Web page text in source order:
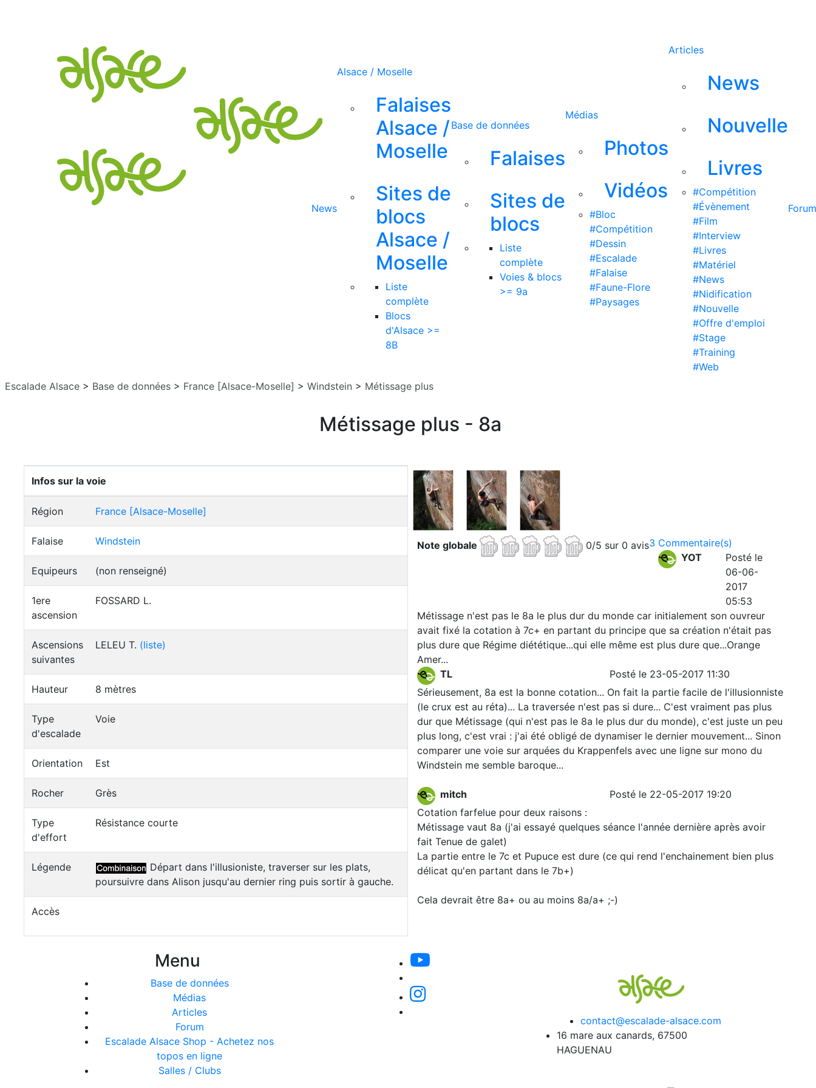
News
Alsace / Moselle
Falaises
Alsace /
Moselle
Sites de
blocs
Alsace /
Moselle
Liste
complète
Blocs
d'Alsace >=
8B
Base de données
Falaises
Sites de
blocs
Liste
complète
Voies & blocs
>= 9a
Médias
Photos
Vidéos
#Bloc
#Compétition
#Dessin
#Escalade
#Falaise
#Faune-Flore
#Paysages
Articles
News
Nouvelle
Livres
#Compétition
#Évènement
#Film
#Interview
#Livres
#Matériel
#News
#Nidification
#Nouvelle
#Offre d'emploi
#Stage
#Training
#Web
Forum
Escalade Alsace > Base de données > France [Alsace-Moselle] > Windstein > Métissage plus
Métissage plus - 8a
Infos sur la voie
Région France [Alsace-Moselle]
Falaise Windstein
Equipeurs (non renseigné)
1ere
ascension
FOSSARD L.
Ascensions
suivantes
LELEU T. (liste)
Hauteur 8 mètres
Type
d'escalade
Voie
Orientation Est
Rocher Grès
Type
d'effort
Résistance courte
Légende
Départ dans l'illusioniste, traverser sur les plats,
poursuivre dans Alison jusqu'au dernier ring puis sortir à gauche.
Accès
3 Commentaire(s)
Note globale
0/5 sur 0 avis
YOT
Posté le
06-06-
2017
05:53
Métissage n'est pas le 8a le plus dur du monde car initialement son ouvreur
avait fixé la cotation à 7c+ en partant du principe que sa création n'était pas
plus dure que Régime diététique...qui elle même est plus dure que...Orange
Amer...
TL
Posté le 23-05-2017 11:30
Sérieusement, 8a est la bonne cotation... On fait la partie facile de l'illusionniste
(le crux est au réta)... La traversée n'est pas si dure... C'est vraiment pas plus
dur que Métissage (qui n'est pas le 8a le plus dur du monde), c'est juste un peu
plus long, c'est vrai : j'ai été obligé de dynamiser le dernier mouvement... Sinon
comparer une voie sur arquées du Krappenfels avec une ligne sur mono du
Windstein me semble baroque...
mitch
Posté le 22-05-2017 19:20
Cotation farfelue pour deux raisons :
Métissage vaut 8a (j'ai essayé quelques séance l'année dernière après avoir
fait Tenue de galet)
La partie entre le 7c et Pupuce est dure (ce qui rend l'enchainement bien plus
délicat qu'en partant dans le 7b+)
Cela devrait être 8a+ ou au moins 8a/a+ ;-)
Menu
Base de données
Médias
Articles
Forum
Escalade Alsace Shop - Achetez nos
topos en ligne
Salles / Clubs
contact@escalade-alsace.com
16 mare aux canards, 67500
HAGUENAU